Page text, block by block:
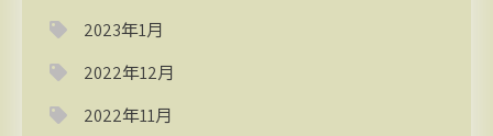
2023年1月
2022年12月
2022年11月